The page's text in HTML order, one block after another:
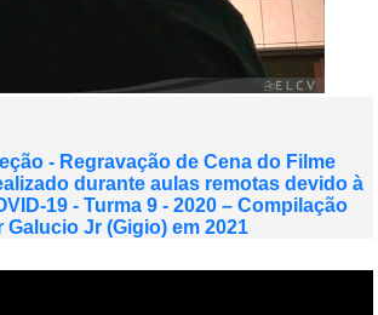
- Regravação de Cena do Filme
durante aulas remotas devido à
19 - Turma 9 - 2020 – Compilação
Galucio Jr (Gigio) em 2021